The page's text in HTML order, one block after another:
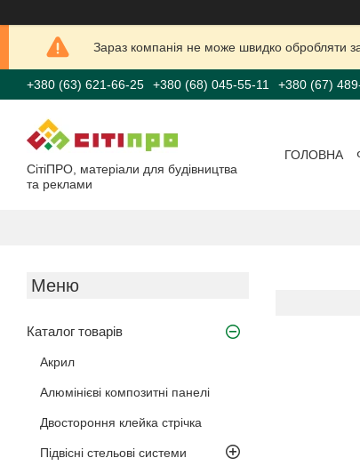
Зараз компанія не може швидко обробляти
+380 (63) 621-66-25 +380 (68) 045-55-11 +380 (67)
СітіПРО, матеріали для будівництва
та реклами
ГОЛОВНА
Каталог товарів
Акрил
Алюмінієві композитні панелі
Двостороння клейка стрічка
Підвісні стельові системи